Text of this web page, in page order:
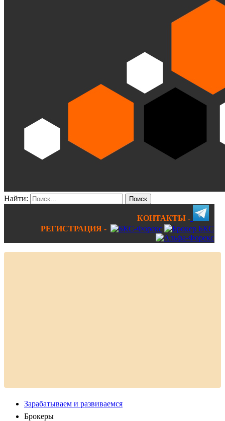
Найти:
КОНТАКТЫ -
РЕГИСТРАЦИЯ -
Зарабатываем и развиваемся
Брокеры